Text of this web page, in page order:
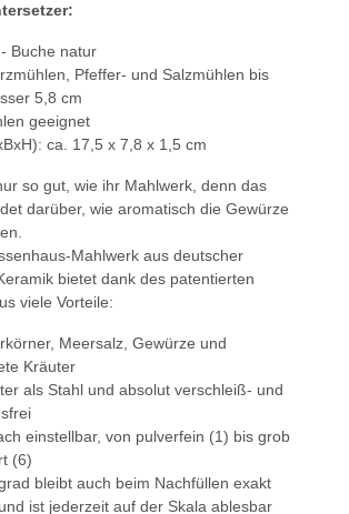
Buche natur
Pfeffer- und Salzmühlen bis
5,8 cm
geeignet
ca. 17,5 x 7,8 x 1,5 cm
so gut, wie ihr Mahlwerk, denn das
darüber, wie aromatisch die Gewürze
Mahlwerk aus deutscher
bietet dank des patentierten
viele Vorteile:
Meersalz, Gewürze und
Kräuter
als Stahl und absolut verschleiß- und
einstellbar, von pulverfein (1) bis grob
(6)
bleibt auch beim Nachfüllen exakt
ist jederzeit auf der Skala ablesbar